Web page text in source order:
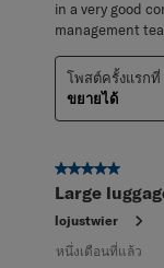
in a very good
management
โพสต์ครั้งแรกที่
ขยายได้
5 จาก 5 ดาว
Large
lojustwier
หนึ่งเดือนที่แล้ว